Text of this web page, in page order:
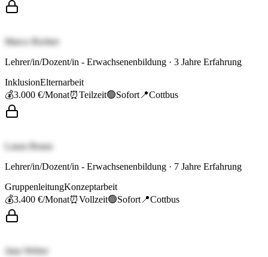
Marco Richter
Lehrer/in/Dozent/in - Erwachsenenbildung · 3 Jahre Erfahrung
InklusionElternarbeit
💰3.000 €/Monat⏰Teilzeit🟢Sofort 📍Cottbus
Laura Braun
Lehrer/in/Dozent/in - Erwachsenenbildung · 7 Jahre Erfahrung
GruppenleitungKonzeptarbeit
💰3.400 €/Monat⏰Vollzeit🟢Sofort 📍Cottbus
Jana Weber